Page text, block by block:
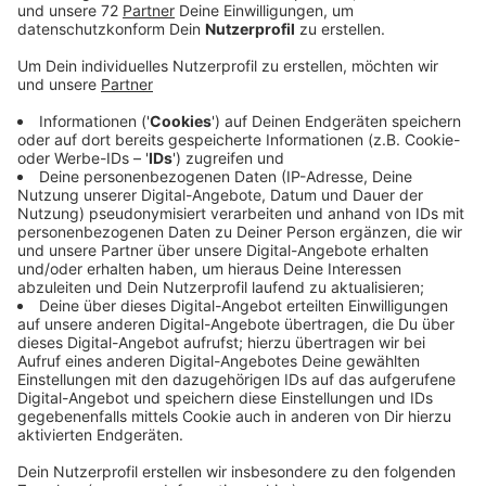
Die Gewerkschaft Ver.di ruft zum Warnstreik im
öffentlichen Dienst auf. Die Mitarbeiter des
Busunternehmens Regionalverkehr Münsterland legen
die Arbeit nieder. Betroffen ist vor allem die gut
nachgefragte Schnellbuslinie Olfen-Lüdinghausen-
Senden-Münster. Außerdem fallen teilweise Fahrten
auf den Strecken Ottmarsbocholt – Münster und
Nottuln – Münster aus. Die Streikfahrpläne gibt es
zum NachlesenHIER. In der Nachbarstadt Münster
fallen Fahrten der Stadtwerke-Busse aus. Dort ist
wegen des Streiks auch das Hallenbad Ost dicht. Und
Abfalltonnen bleiben stehen. Heute Vormittag
organisiert die Gewerkschaft einen
Demonstrationszug vom Schlossplatz zum
Prinzipalmarkt. Außerdem streiken Mitarbeiter an den
Flughäfen Köln/Bonn und Düsseldorf. Mit den
Warnstreiks will Ver.di die Tarifgespräche im